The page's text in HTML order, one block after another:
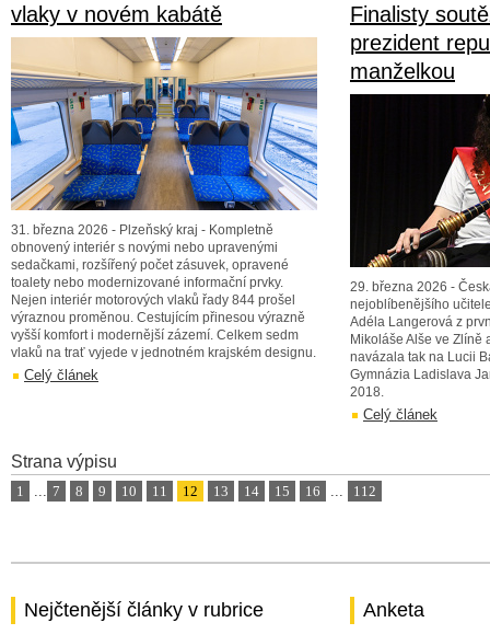
vlaky v novém kabátě
31. března 2026 - Plzeňský kraj - Kompletně
obnovený interiér s novými nebo upravenými
sedačkami, rozšířený počet zásuvek, opravené
toalety nebo modernizované informační prvky.
Nejen interiér motorových vlaků řady 844 prošel
výraznou proměnou. Cestujícím přinesou výrazně
vyšší komfort i modernější zázemí. Celkem sedm
vlaků na trať vyjede v jednotném krajském designu.
Celý článek
Finalisty
prezident
manželkou
29. března 2026 -
nejoblíbenějšího
Adéla Langerová z
Mikoláše Alše ve Zlíně
navázala tak na Lucii
Gymnázia Ladislava
2018.
Celý článek
Strana výpisu
1 ... 7 8 9 10 11 12 13 14 15 16 ... 112
Nejčtenější články v rubrice Anketa